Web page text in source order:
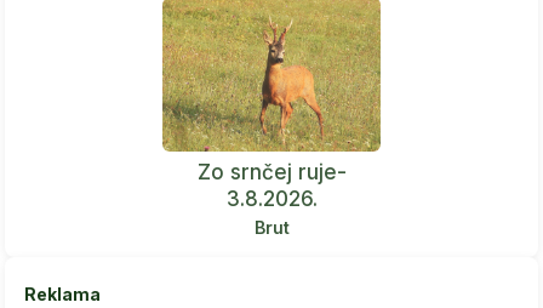
Zo srnčej ruje-
3.8.2026.
Brut
Reklama